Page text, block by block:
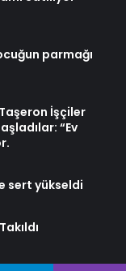
parmağı
İşçiler
“Ev
sert yükseldi